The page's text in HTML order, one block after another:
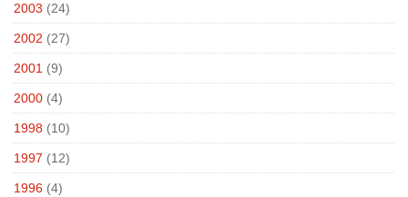
2003 (24)
2002 (27)
2001 (9)
2000 (4)
1998 (10)
1997 (12)
1996 (4)